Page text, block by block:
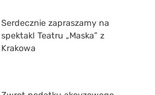
Serdecznie zapraszamy na
spektakl Teatru „Maska” z
Krakowa